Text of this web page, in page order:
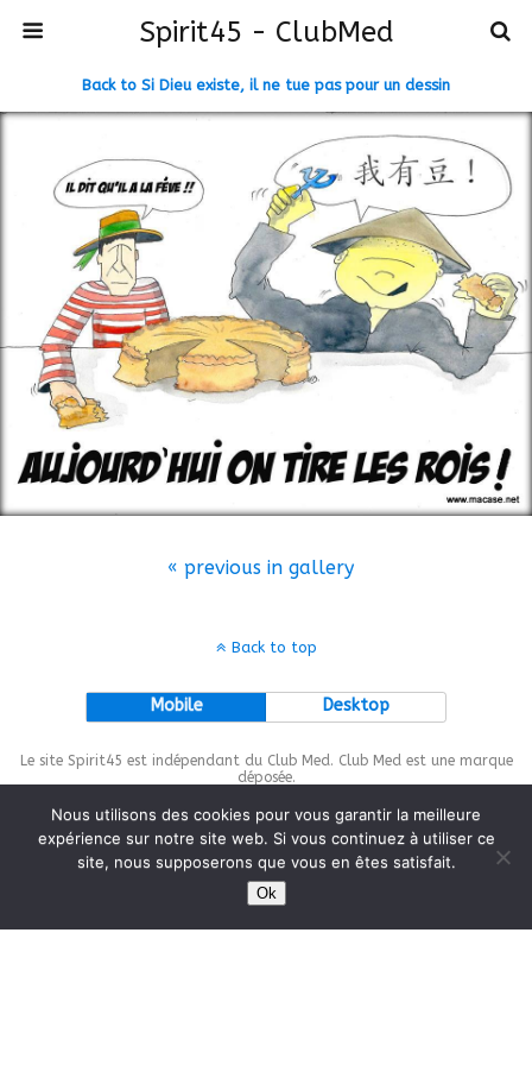
Spirit45 - ClubMed
Back to Si Dieu existe, il ne tue pas pour un dessin
« previous in gallery
Back to top
Mobile Desktop
Le site Spirit45 est indépendant du Club Med. Club Med est une marque
déposée.
This site is protected bywp-copyrightpro.com
Nous utilisons des cookies pour vous garantir la meilleure
expérience sur notre site web. Si vous continuez à utiliser ce
site, nous supposerons que vous en êtes satisfait.
Ok